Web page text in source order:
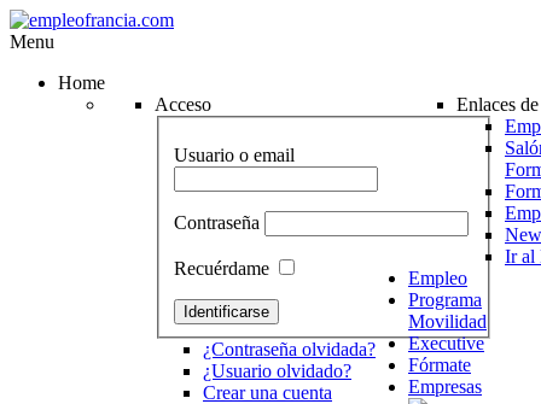
Menu
Home
Acceso
Usuario o email
Contraseña
Recuérdame
¿Contraseña olvidada?
¿Usuario olvidado?
Crear una cuenta
Enlaces
Ir al
Empleo
Programa
Movilidad
Executive
Fórmate
Empresas